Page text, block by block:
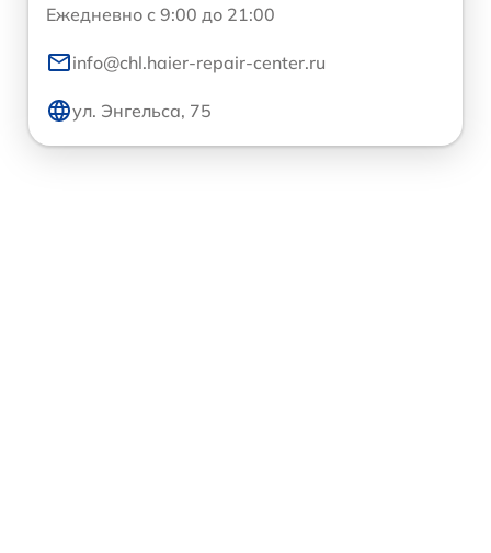
Ежедневно с 9:00 до 21:00
info@chl.haier-repair-center.ru
ул. Энгельса, 75